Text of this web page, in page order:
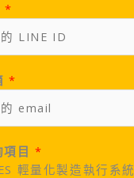
*
*
項目*
輕量化製造執行系統